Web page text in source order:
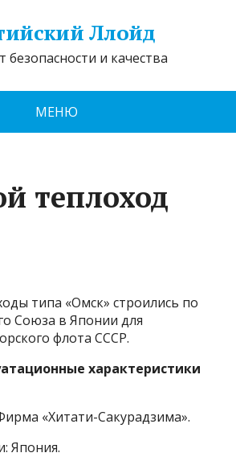
Ллойд
безопасности и качества
МЕНЮ
теплоход
типа «Омск» строились по
Союза в Японии для
флота СССР.
характеристики
«Хитати-Сакурадзима».
Япония.